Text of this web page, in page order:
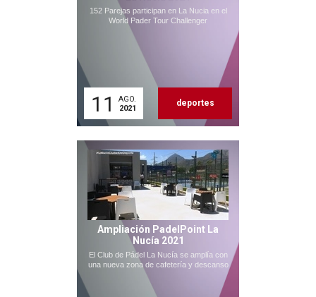
152 Parejas participan en La Nucia en el
World Pader Tour Challenger
11
AGO.
2021
deportes
Ampliación PadelPoint La
Nucía 2021
El Club de Pádel La Nucía se amplía con
una nueva zona de cafetería y descanso